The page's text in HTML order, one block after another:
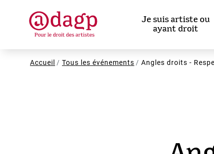
Je suis artiste ou
ayant droit
Fil
Accueil Tous les événements Angles droits -